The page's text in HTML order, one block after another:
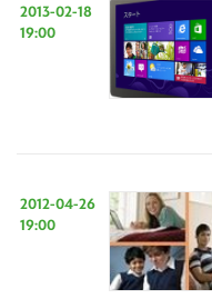
2013-02-18
19:00
2012-04-26
19:00